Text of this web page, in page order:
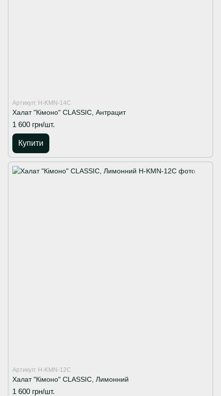
Артикул: H-KMN-14C
Халат "Кімоно" CLASSIC, Антрацит
1 600 грн/шт.
Купити
Артикул: H-KMN-12C
Халат "Кімоно" CLASSIC, Лимонний
1 600 грн/шт.